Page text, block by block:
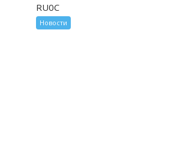
RU0C
Новости